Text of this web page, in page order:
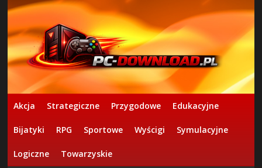
Akcja Strategiczne Przygodowe Edukacyjne
Bijatyki RPG Sportowe Wyścigi Symulacyjne
Logiczne Towarzyskie